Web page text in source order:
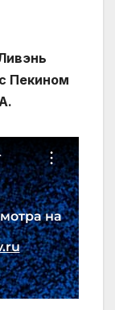
Пекином